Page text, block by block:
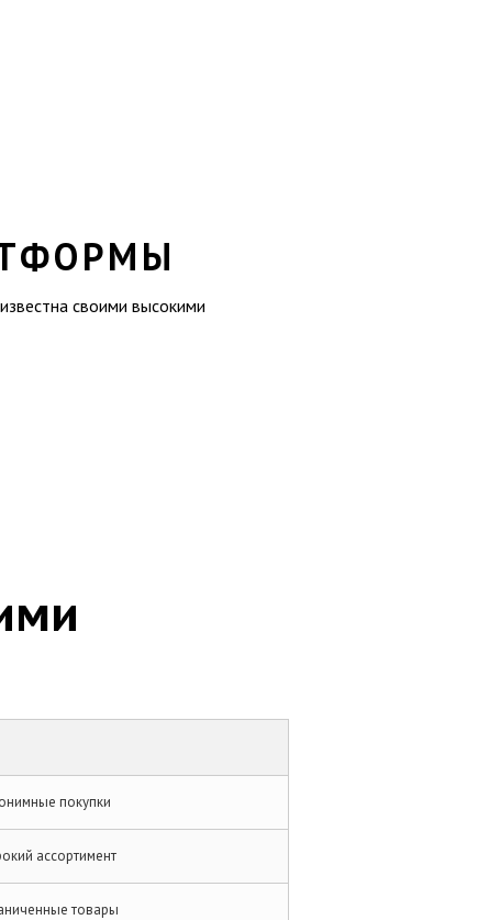
своими высокими
покупки
ассортимент
товары